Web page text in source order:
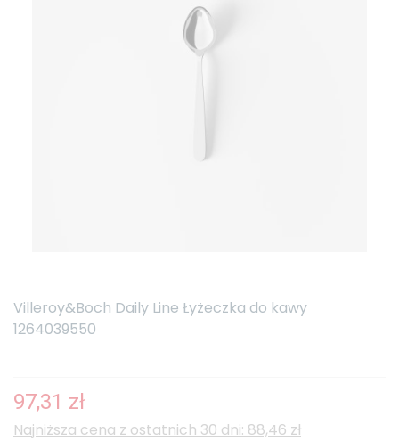
Villeroy&Boch Daily Line Łyżeczka do kawy
1264039550
97,31 zł
Najniższa cena z ostatnich 30 dni: 88,46 zł